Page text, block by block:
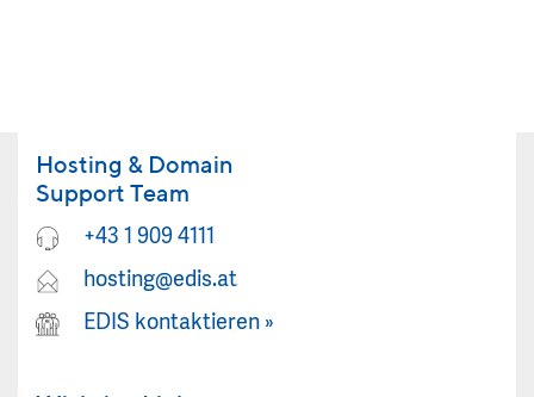
Hosting & Domain
Support Team
+43 1 909 4111
hosting@edis.at
EDIS kontaktieren »